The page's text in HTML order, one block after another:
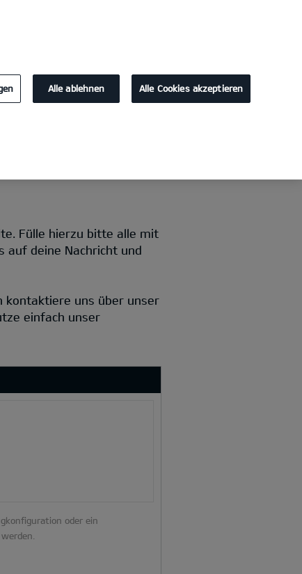
Fülle hierzu bitte alle mit
auf deine Nachricht und
kontaktiere uns über unser
einfach unser
oder ein
Alle ablehnen Alle Cookies akzeptieren